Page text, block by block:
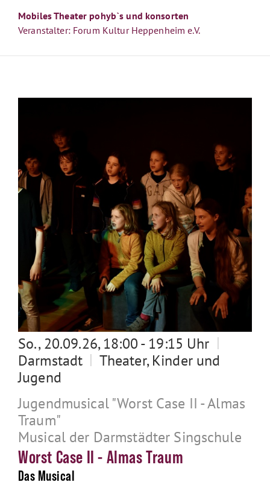
Mobiles Theater pohyb`s und konsorten
Veranstalter: Forum Kultur Heppenheim e.V.
So., 20.09.26, 18:00 - 19:15 Uhr |
Darmstadt | Theater, Kinder und
Jugend
Jugendmusical "Worst Case II - Almas
Traum"
Musical der Darmstädter Singschule
Worst Case II - Almas Traum
Das Musical